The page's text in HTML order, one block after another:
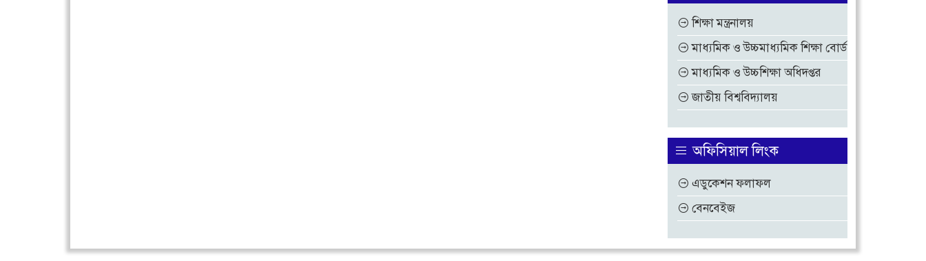
শিক্ষা মন্ত্রনালয়
মাধ্যমিক ও উচ্চমাধ্যমিক শিক্ষা বোর্ড
মাধ্যমিক ও উচ্চশিক্ষা অধিদপ্তর
জাতীয় বিশ্ববিদ্যালয়
অফিসিয়াল লিংক
এডুকেশন ফলাফল
বেনবেইজ